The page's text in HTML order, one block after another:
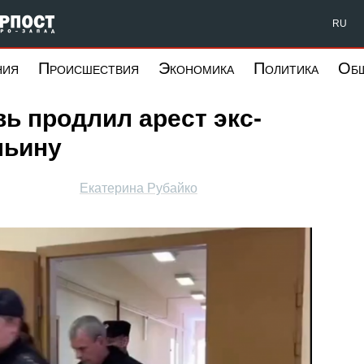
Форпост Северо-Запад RU
Происшествия Экономика Политика
продлил арест экс-
Екатерина Рубайко